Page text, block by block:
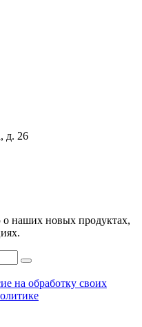
д. 26
наших новых продуктах,
на обработку своих